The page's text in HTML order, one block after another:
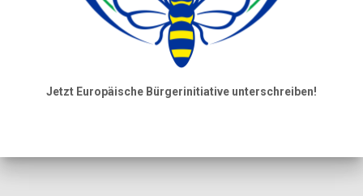
Jetzt Europäische Bürgerinitiative unterschreiben!